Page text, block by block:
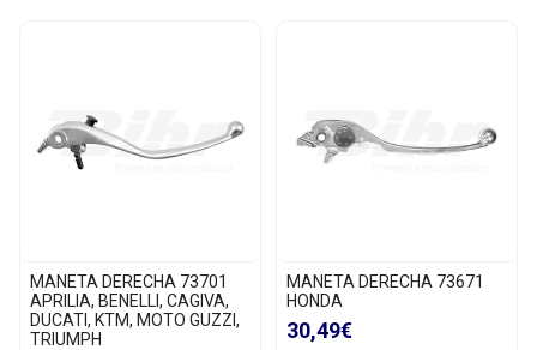
MANETA DERECHA 73701
APRILIA, BENELLI, CAGIVA,
DUCATI, KTM, MOTO GUZZI,
TRIUMPH
MANETA DERECHA 73671
HONDA
30,49€